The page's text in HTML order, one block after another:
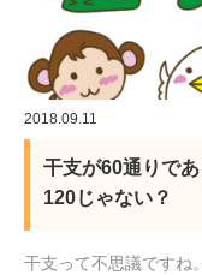
2018.09.11
干支が60通りで
120じゃない？
干支って不思議ですね